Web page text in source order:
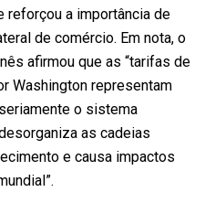
reforçou a importância de
de comércio. Em nota, o
afirmou que as “tarifas de
Washington representam
o sistema
as cadeias
e causa impactos